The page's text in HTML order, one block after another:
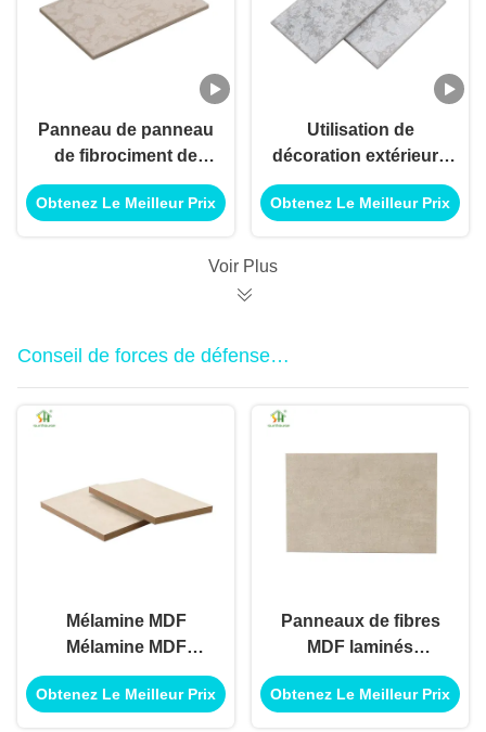
Panneau de panneau
de fibrociment de
fibrociment pour
utilisation de
Obtenez Le Meilleur Prix
Utilisation de
décoration extérieure
intérieure de panneau
de panneau de
Obtenez Le Meilleur Prix
Voir Plus
Conseil de forces de défense
principale de mélamine
Mélamine MDF
Mélamine MDF
Conseil Décoration
extérieure intérieure
Obtenez Le Meilleur Prix
Panneaux de fibres
MDF laminés
Panneau MDF
mélamine pour
Obtenez Le Meilleur Prix